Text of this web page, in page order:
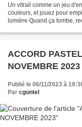
Un vitrail comme un jeu
couleurs, et jouez pour
lumière Quand ça tombe,
ACCORD
NOVEMBRE 2023
Publié le 06/11/2023 à
Par cgontel